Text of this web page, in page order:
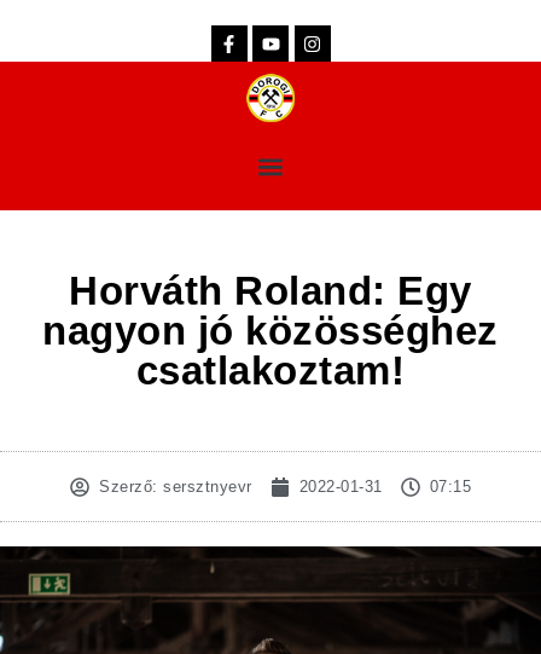
Horváth Roland: Egy
nagyon jó közösséghez
csatlakoztam!
Szerző: sersztnyevr 2022-01-31 07:15